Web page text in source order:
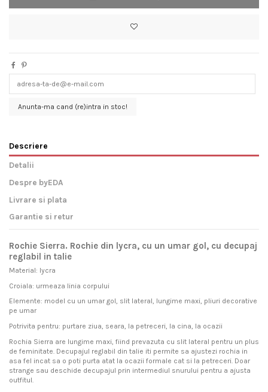
Anunta-ma cand (re)intra in stoc!
Descriere
Detalii
Despre byEDA
Livrare si plata
Garantie si retur
Rochie Sierra. Rochie din lycra, cu un umar gol, cu decupaj
reglabil in talie
Material: lycra
Croiala: urmeaza linia corpului
Elemente: model cu un umar gol, slit lateral, lungime maxi, pliuri decorative
pe umar
Potrivita pentru: purtare ziua, seara, la petreceri, la cina, la ocazii
Rochia Sierra are lungime maxi, fiind prevazuta cu slit lateral pentru un plus
de feminitate. Decupajul reglabil din talie iti permite sa ajustezi rochia in
asa fel incat sa o poti purta atat la ocazii formale cat si la petreceri. Doar
strange sau deschide decupajul prin intermediul snurului pentru a ajusta
outfitul.